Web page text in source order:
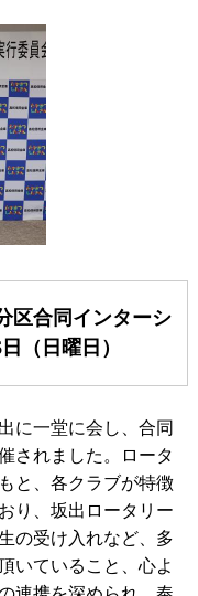
区合同インターシ
（日曜日）
に一堂に会し、合同
されました。ロータ
と、各クラブが特徴
り、坂出ロータリー
の受け入れなど、多
いていること、心よ